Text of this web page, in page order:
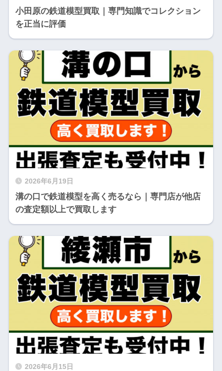
小田原の鉄道模型買取｜専門知識でコレクション
を正当に評価
2026年6月19日
溝の口で鉄道模型を高く売るなら｜専門店が他店
の査定額以上で買取します
2026年6月15日